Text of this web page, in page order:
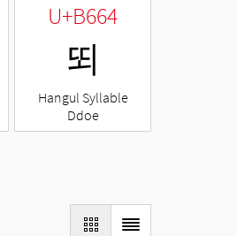
U+B664
뙤
Hangul Syllable
Ddoe